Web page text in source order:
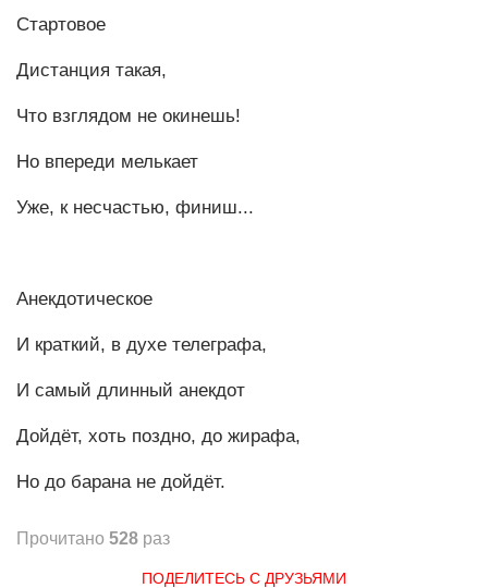
Стартовое
Дистанция такая,
Что взглядом не окинешь!
Но впереди мелькает
Уже, к несчастью, финиш...
Анекдотическое
И краткий, в духе телеграфа,
И самый длинный анекдот
Дойдёт, хоть поздно, до жирафа,
Но до барана не дойдёт.
Прочитано 528 раз
ПОДЕЛИТЕСЬ С ДРУЗЬЯМИ